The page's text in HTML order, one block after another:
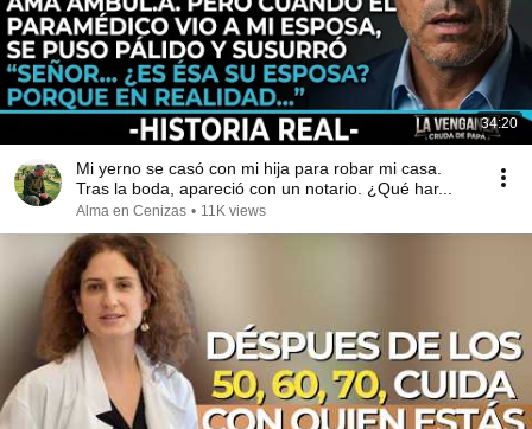
34:20
Mi yerno se casó con mi hija para robar mi casa.
Tras la boda, apareció con un notario. ¿Qué har...
Alma en Cenizas • 11K views